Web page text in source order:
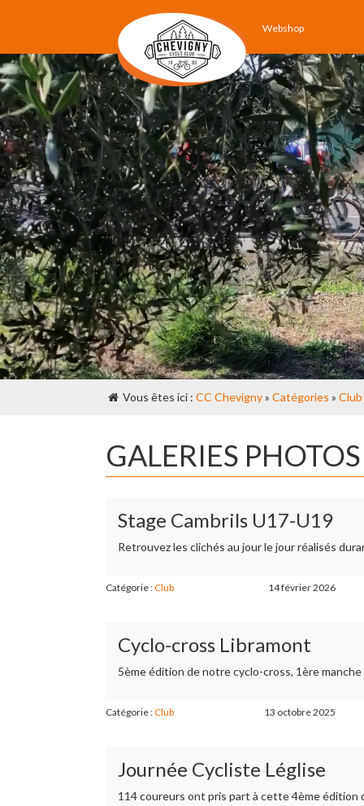
Webshop
Vous êtes ici : CC Chevigny» Catégories » Club
GALERIES
Stage Cambrils U17-U19
Retrouvez les clichés au jour le jour réalisés
Catégorie :Club 14 février 2026
Cyclo-cross Libramont
5ème édition de notre cyclo-cross, 1ère
Catégorie :Club 13 octobre 2025
Journée Cycliste Léglise
114 coureurs ont pris part à cette 4ème édition